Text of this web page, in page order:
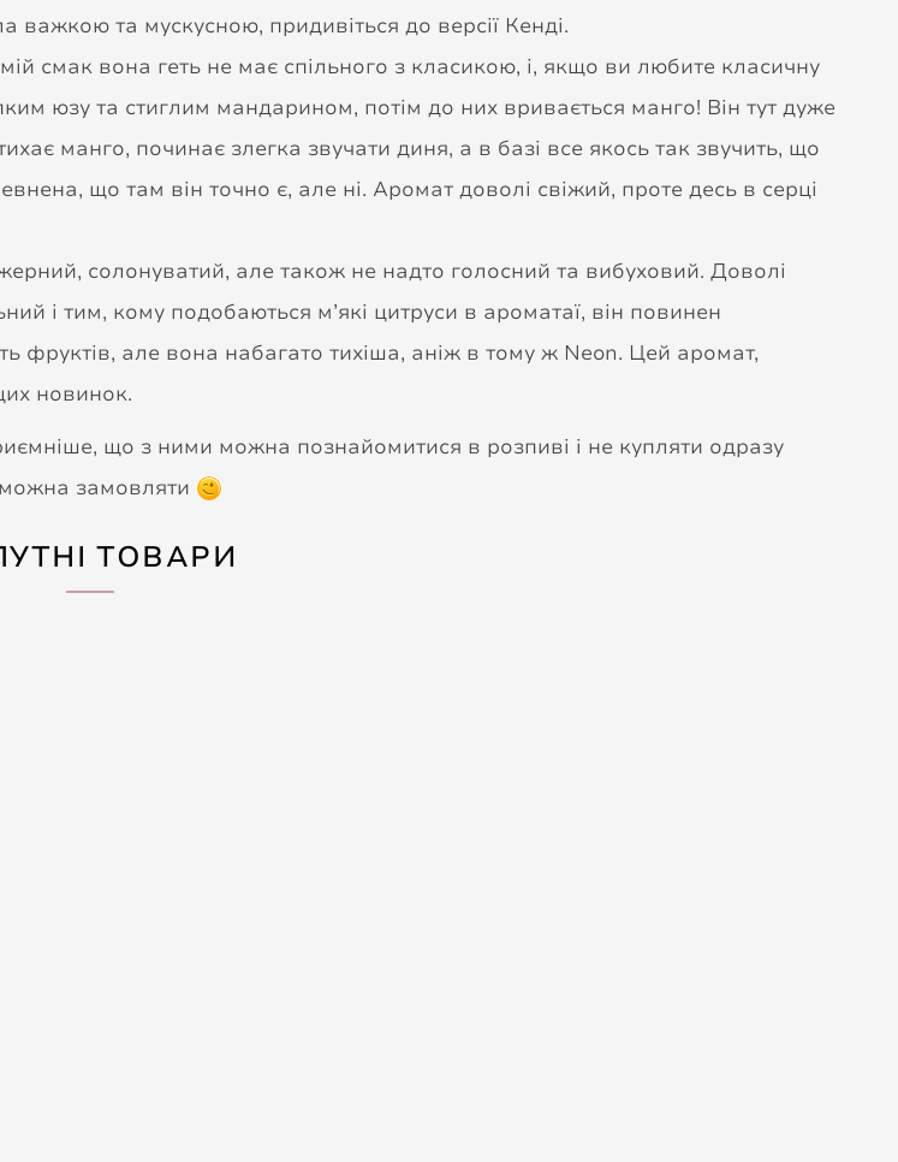
важкою та мускусною, придивіться до версії Кенді.
смак вона геть не має спільного з класикою, і, якщо ви любите класичну
юзу та стиглим мандарином, потім до них вривається манго! Він тут дуже
манго, починає злегка звучати диня, а в базі все якось так звучить, що
що там він точно є, але ні. Аромат доволі свіжий, проте десь в серці
солонуватий, але також не надто голосний та вибуховий. Доволі
і тим, кому подобаються м’які цитруси в ароматаї, він повинен
фруктів, але вона набагато тихіша, аніж в тому ж Neon. Цей аромат,
новинок.
що з ними можна познайомитися в розпиві і не купляти одразу
замовляти
ТОВАРИ